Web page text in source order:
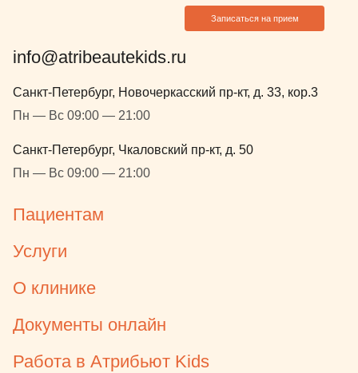
лечения и
зубов, и
Записаться на прием
info@atribeautekids.ru
Санкт-Петербург, Новочеркасский пр-кт, д. 33, кор.3
Пн — Вс 09:00 — 21:00
Санкт-Петербург, Чкаловский пр-кт, д. 50
Пн — Вс 09:00 — 21:00
Пациентам
Услуги
О клинике
Документы онлайн
Работа в Атрибьют Kids